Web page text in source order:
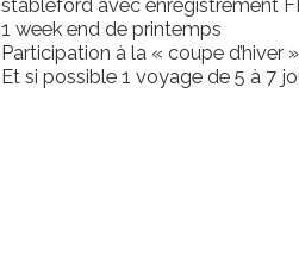
1 week end de printemps
Participation à la « coupe d’hiver
Et si possible 1 voyage de 5 à 7